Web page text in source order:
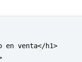
en venta</h1>